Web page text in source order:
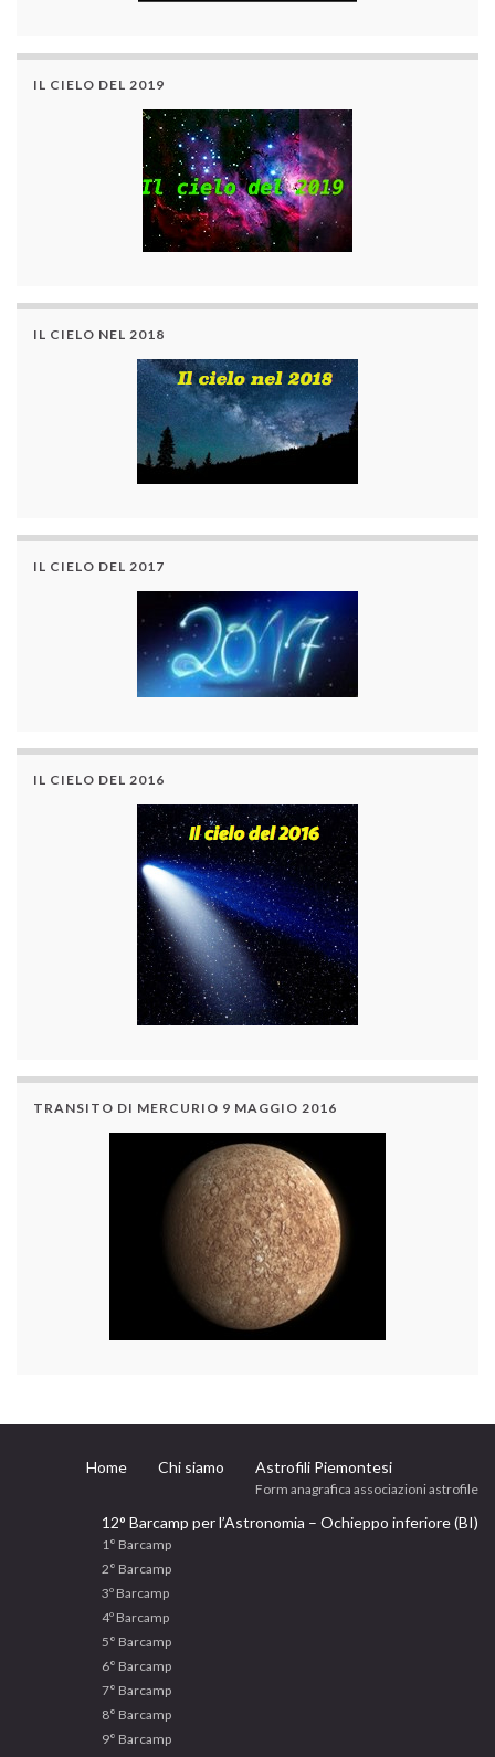
IL CIELO DEL 2019
IL CIELO NEL 2018
IL CIELO DEL 2017
IL CIELO DEL 2016
TRANSITO DI MERCURIO 9 MAGGIO 2016
Home Chi siamo Astrofili Piemontesi
Form anagrafica associazioni astrofile
12° Barcamp per l’Astronomia – Ochieppo inferiore (BI)
1° Barcamp
2° Barcamp
3º Barcamp
4º Barcamp
5° Barcamp
6° Barcamp
7° Barcamp
8° Barcamp
9° Barcamp